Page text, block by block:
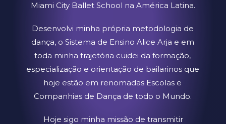
Miami City Ballet School na América Latina.
Desenvolvi minha própria metodologia de
dança, o Sistema de Ensino Alice Arja e em
toda minha trajetória cuidei da formação,
especialização e orientação de bailarinos que
hoje estão em renomadas Escolas e
Companhias de Dança de todo o Mundo.
Hoje sigo minha missão de transmitir